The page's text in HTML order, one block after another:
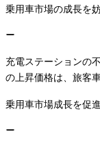
乗用車市場の成長を
充電ステーションの
の上昇価格は、旅客
乗用車市場成長を促